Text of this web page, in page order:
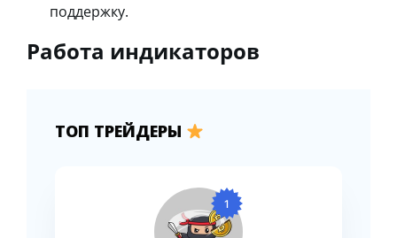
поддержку.
Работа индикаторов
ТОП ТРЕЙДЕРЫ
1